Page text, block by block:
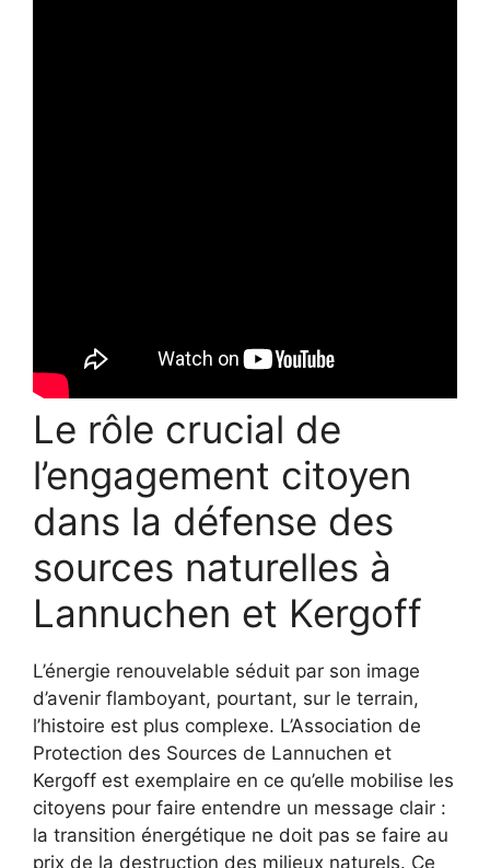
Le rôle crucial de
l’engagement citoyen
dans la défense des
sources naturelles à
Lannuchen et Kergoff
L’énergie renouvelable séduit par son image
d’avenir flamboyant, pourtant, sur le terrain,
l’histoire est plus complexe. L’Association de
Protection des Sources de Lannuchen et
Kergoff est exemplaire en ce qu’elle mobilise les
citoyens pour faire entendre un message clair :
la transition énergétique ne doit pas se faire au
prix de la destruction des milieux naturels. Ce